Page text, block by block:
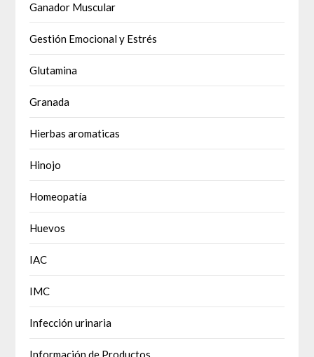
Ganador Muscular
Gestión Emocional y Estrés
Glutamina
Granada
Hierbas aromaticas
Hinojo
Homeopatía
Huevos
IAC
IMC
Infección urinaria
Información de Productos